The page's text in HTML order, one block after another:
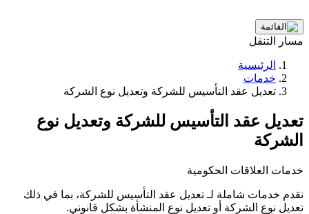
مسار التنقل
الرئيسية
خدمات
تعديل عقد التأسيس للشركة وتعديل نوع الشركة
تعديل عقد التأسيس للشركة وتعديل نوع
الشركة
خدمات العلاقات الحكومية
نقدم خدمات شاملة لـ تعديل عقد التأسيس للشركة، بما في ذلك
تعديل نوع الشركة أو تعديل نوع المنشأة بشكل قانوني.